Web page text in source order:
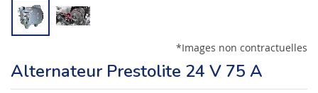
*Images non contractuelles
Alternateur Prestolite 24 V 75 A